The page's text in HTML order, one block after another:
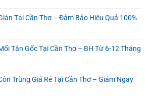
Tại Cần Thơ – Đảm Bảo Hiệu Quả 100%
Tận Gốc Tại Cần Thơ – BH Từ 6-12 Tháng
Trùng Giá Rẻ Tại Cần Thơ – Giảm Ngay